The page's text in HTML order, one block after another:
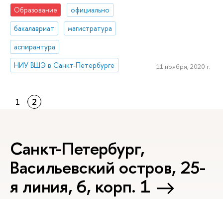
Образование
официально
бакалавриат
магистратура
аспирантура
НИУ ВШЭ в Санкт-Петербурге
11 ноября, 2020 г.
1 2
Санкт-Петербург,
Васильевский остров, 25-
я линия, 6, корп. 1